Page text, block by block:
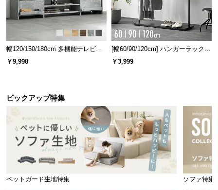
幅120/150/180cm 多機能テレビボ
ード 木目/石目調 オープン収納・
引き出し収納付き
￥9,998
[幅60/90/120cm] ハンガーラック
スチール 4段階高さ調節 サイドフ
ック オープンラック シンプル
￥3,999
ピックアップ特集
ペットガード生地特集 ソファ特集